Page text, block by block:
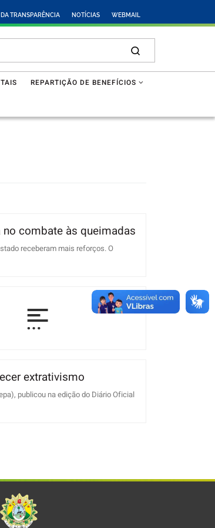
DA TRANSPARÊNCIA NOTÍCIAS WEBMAIL
REPARTIÇÃO DE BENEFÍCIOS
combate às queimadas
receberam mais reforços. O
extrativismo
publicou na edição do Diário Oficial